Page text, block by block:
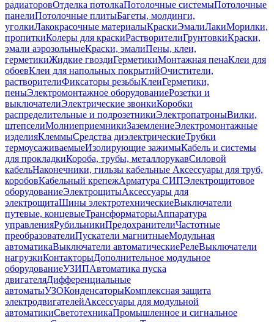
радиаторовОтделка потолкаПотолочные системыПотолочные
панелиПотолочные плитыБагеты, молдинги,
уголкиЛакокрасочные материалыКраскиЭмалиЛакиМорилки,
пропиткиКолеры для краскиРастворителиГрунтовкиКраски,
эмали аэрозольныеКраски, эмалиПены, клеи,
герметикиЖидкие гвоздиГерметикиМонтажная пенаКлеи для
обоевКлеи для напольных покрытийОчистители,
растворителиФиксаторы резьбыКлеиГерметики,
пеныЭлектромонтажное оборудованиеРозетки и
выключателиЭлектрические звонкиКоробки
распределительные и подрозетникиЭлектропатроныВилки,
штепселиМолниеприемникиЗаземлениеЭлектромонтажные
изделияКлеммыСредства диэлектрическиеТрубки
термоусаживаемыеИзолирующие зажимыКабель и системы
для прокладкиКороба, трубы, металлорукавСиловой
кабельНаконечники, гильзы кабельные Аксессуары для труб,
коробовКабельный крепежАрматура СИПЭлектрощитовое
оборудованиеЭлектрощитыАксессуары для
электрощитаШины электротехническиеВыключатели
путевые, концевыеТрансформаторыАппаратура
управленияРубильникиПредохранителиЧастотные
преобразователиПускатели магнитныеМодульная
автоматикаВыключатели автоматическиеРелеВыключатели
нагрузкиКонтакторыДополнительное модульное
оборудованиеУЗИПАвтоматика пуска
двигателяДифференциальные
автоматыУЗОКонденсаторыКомплексная защита
электродвигателейАксессуары для модульной
автоматикиСветотехникаПромышленное и сигнальное